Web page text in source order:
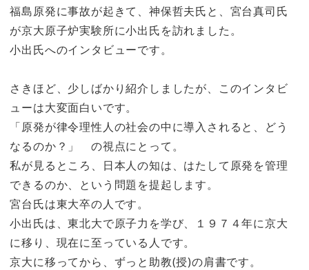
福島原発に事故が起きて、神保哲夫氏と、宮台真司氏
が京大原子炉実験所に小出氏を訪れました。
小出氏へのインタビューです。
さきほど、少しばかり紹介しましたが、このインタビ
ューは大変面白いです。
「原発が律令理性人の社会の中に導入されると、どう
なるのか？」 の視点にとって。
私が見るところ、日本人の知は、はたして原発を管理
できるのか、という問題を提起します。
宮台氏は東大卒の人です。
小出氏は、東北大で原子力を学び、１９７４年に京大
に移り、現在に至っている人です。
京大に移ってから、ずっと助教(授)の肩書です。